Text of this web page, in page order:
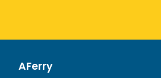
AFerry